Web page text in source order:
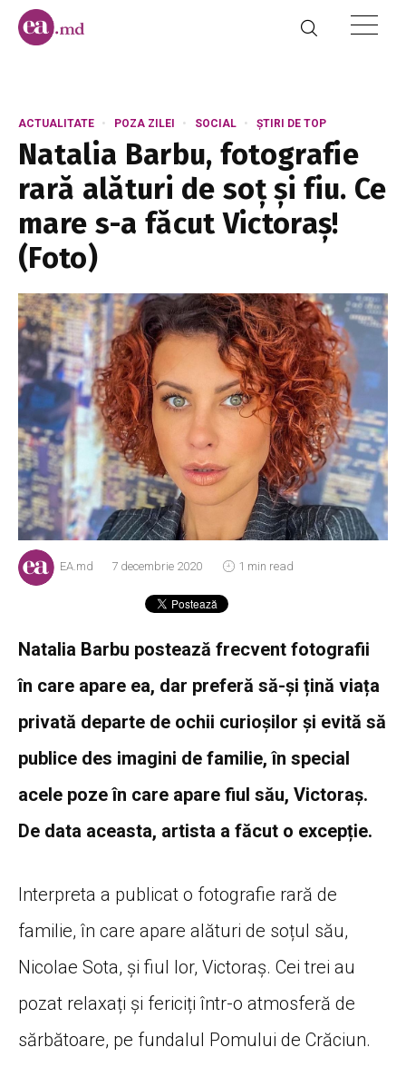
ACTUALITATE POZA ZILEI SOCIAL ȘTIRI DE TOP
Natalia Barbu, fotografie
rară alături de soț și fiu. Ce
mare s-a făcut Victoraș!
(Foto)
EA.md 7 decembrie 2020 1 min read
Natalia Barbu postează frecvent fotografii
în care apare ea, dar preferă să-și țină viața
privată departe de ochii curioșilor și evită să
publice des imagini de familie, în special
acele poze în care apare fiul său, Victoraș.
De data aceasta, artista a făcut o excepție.
Interpreta a publicat o fotografie rară de
familie, în care apare alături de soțul său,
Nicolae Sota, și fiul lor, Victoraș. Cei trei au
pozat relaxați și fericiți într-o atmosferă de
sărbătoare, pe fundalul Pomului de Crăciun.